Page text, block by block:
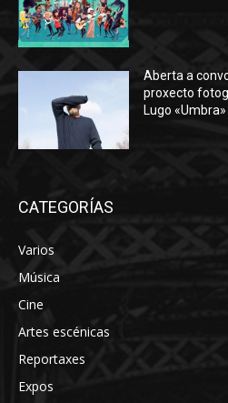
Aberta a
proxecto
Lugo «Umbra»
CATEGORÍAS
Varios
Música
Cine
Artes escénicas
Reportaxes
Expos